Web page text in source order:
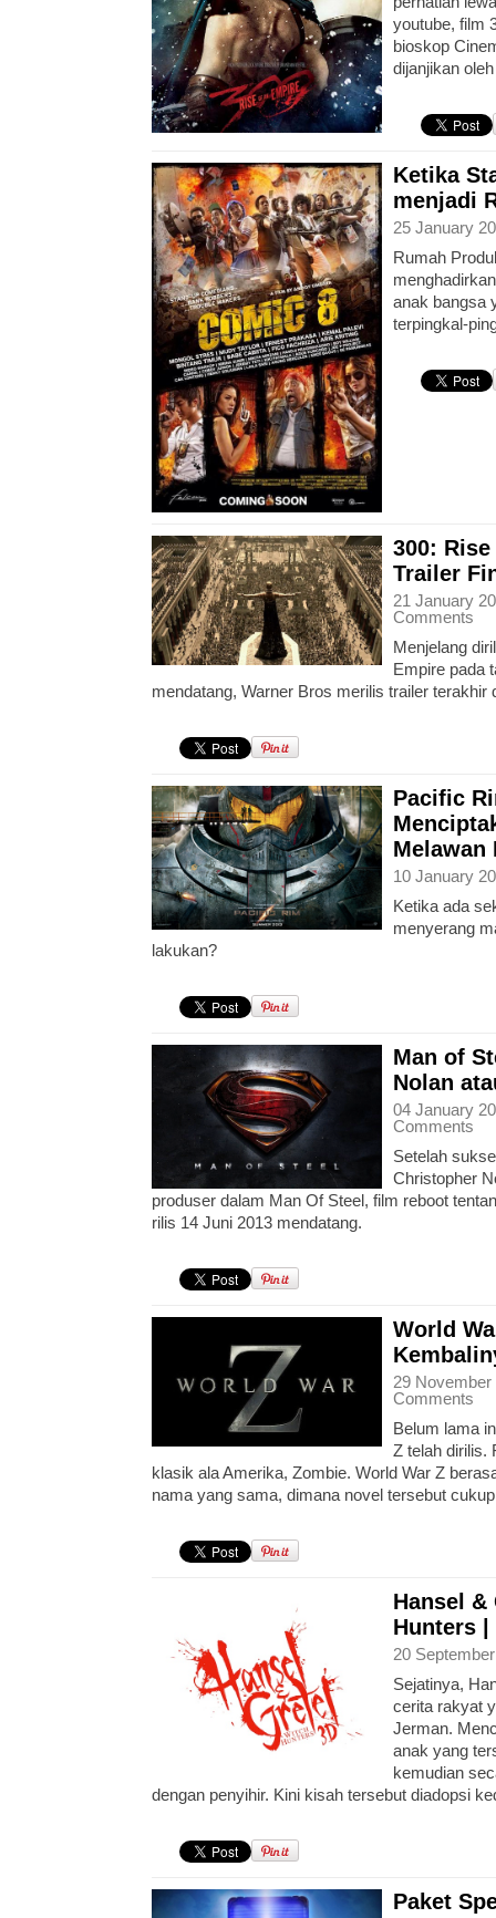
youtube, film
bioskop
dijanjikan
Ketika
menjadi
25 January
Rumah
anak bangsa
terpingkal-
300:
Trailer
21 January
Comments
Menjelang
Empire pada
mendatang, Warner Bros merilis trailer terakhir
Pacific
Melawan
10 January
Ketika ada
menyerang
lakukan?
Man of
Nolan
04 January
Comments
Setelah
Christopher
produser dalam Man Of Steel, film reboot
rilis 14 Juni 2013 mendatang.
World
29
Comments
Belum lama
Z telah dirilis.
klasik ala Amerika, Zombie. World War Z
nama yang sama, dimana novel tersebut
Hansel &
Hunters |
20
Sejatinya,
cerita rakyat
Jerman.
anak yang
kemudian
dengan penyihir. Kini kisah tersebut diadopsi
Paket